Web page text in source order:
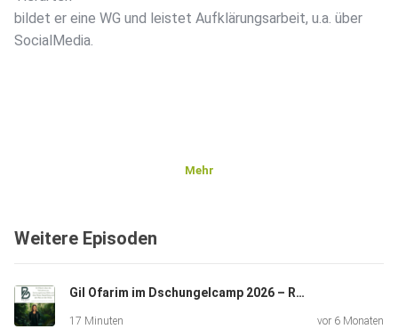
bildet er eine WG und leistet Aufklärungsarbeit, u.a. über
SocialMedia.
Mehr
Weitere Episoden
Gil Ofarim im Dschungelcamp 2026 – Reue, Neustart und die große Kontroverse
17 Minuten vor 6 Monaten